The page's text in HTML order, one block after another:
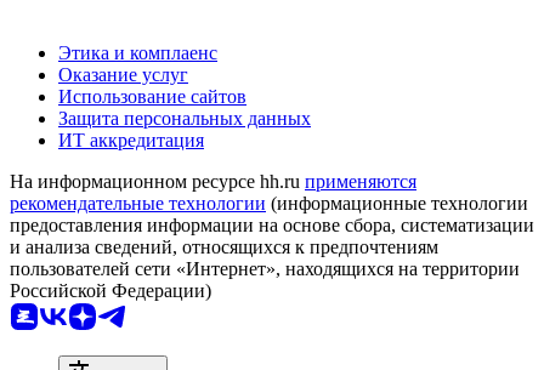
Этика и комплаенс
Оказание услуг
Использование сайтов
Защита персональных данных
ИТ аккредитация
На информационном ресурсе hh.ru применяются
рекомендательные технологии (информационные технологии
предоставления информации на основе сбора, систематизации
и анализа сведений, относящихся к предпочтениям
пользователей сети «Интернет», находящихся на территории
Российской Федерации)